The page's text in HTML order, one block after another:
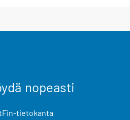
nopeasti
tietokanta